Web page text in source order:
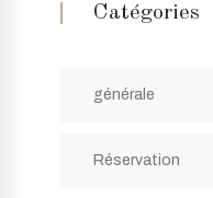
Catégories
générale
Réservation